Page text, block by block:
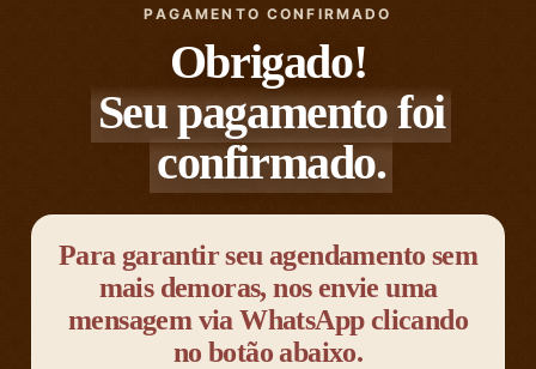
PAGAMENTO CONFIRMADO
Obrigado!
Seu pagamento foi
confirmado.
Para garantir seu agendamento sem
mais demoras, nos envie uma
mensagem via WhatsApp clicando
no botão abaixo.